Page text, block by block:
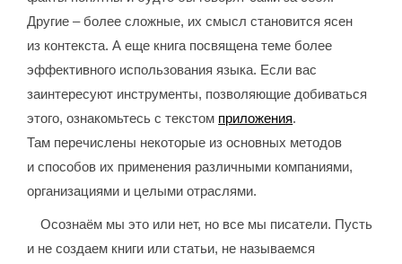
Другие – более сложные, их смысл становится ясен
из контекста. А еще книга посвящена теме более
эффективного использования языка. Если вас
заинтересуют инструменты, позволяющие добиваться
этого, ознакомьтесь с текстом приложения.
Там перечислены некоторые из основных методов
и способов их применения различными компаниями,
организациями и целыми отраслями.
Осознаём мы это или нет, но все мы писатели. Пусть
и не создаем книги или статьи, не называемся